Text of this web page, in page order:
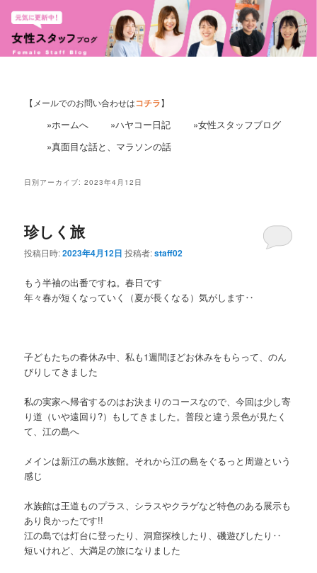
【メールでのお問い合わせはコチラ】
»ホームへ »ハヤコー日記
»女性スタッフブログ
»真面目な話と、マラソンの話
日別アーカイブ:2023年4月12日
珍しく旅
投稿日時:2023年4月12日 投稿者:staff02
もう半袖の出番ですね。春日です
年々春が短くなっていく（夏が長くなる）気がします‥
子どもたちの春休み中、私も1週間ほどお休みをもらって、のん
びりしてきました
私の実家へ帰省するのはお決まりのコースなので、今回は少し寄
り道（いや遠回り?）もしてきました。普段と違う景色が見たく
て、江の島へ
メインは新江の島水族館。それから江の島をぐるっと周遊という
感じ
水族館は王道ものプラス、シラスやクラゲなど特色のある展示も
あり良かったです!!
江の島では灯台に登ったり、洞窟探検したり、磯遊びしたり‥
短いけれど、大満足の旅になりました